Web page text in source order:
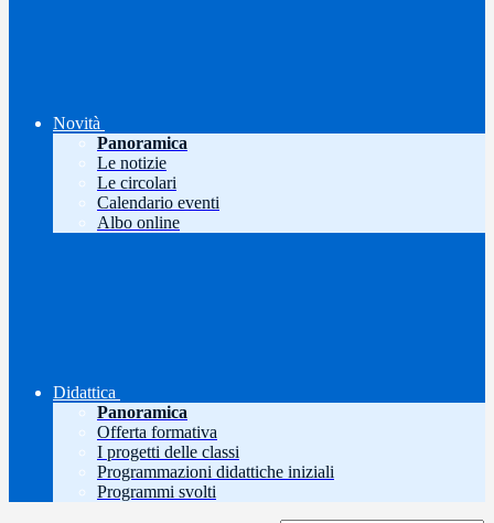
Novità
Panoramica
Le notizie
Le circolari
Calendario eventi
Albo online
Didattica
Panoramica
Offerta formativa
I progetti delle classi
Programmazioni didattiche iniziali
Programmi svolti